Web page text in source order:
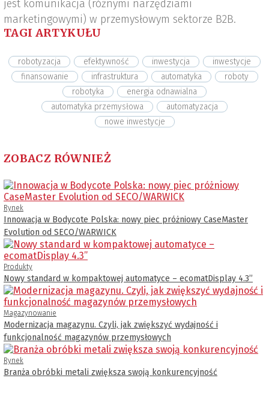
jest komunikacja (różnymi narzędziami
marketingowymi) w przemysłowym sektorze B2B.
TAGI ARTYKUŁU
robotyzacja efektywność inwestycja
inwestycje
finansowanie
infrastruktura automatyka
roboty
robotyka
energia odnawialna
automatyka przemysłowa
automatyzacja
nowe inwestycje
ZOBACZ RÓWNIEŻ
Rynek
Innowacja w Bodycote Polska: nowy piec próżniowy CaseMaster
Evolution od SECO/WARWICK
Produkty
Nowy standard w kompaktowej automatyce – ecomatDisplay 4.3’’
Magazynowanie
Modernizacja magazynu. Czyli, jak zwiększyć wydajność i
funkcjonalność magazynów przemysłowych
Rynek
Branża obróbki metali zwiększa swoją konkurencyjność